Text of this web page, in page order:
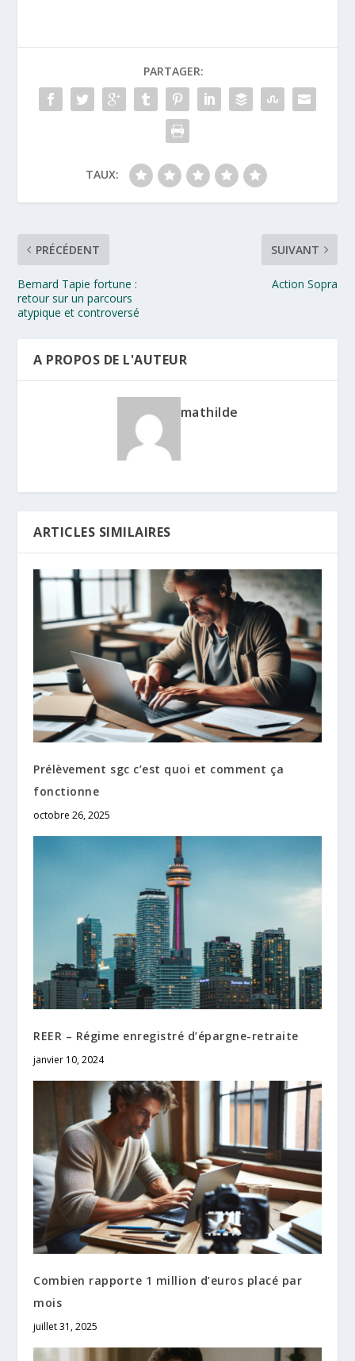
PARTAGER:
TAUX:
PRÉCÉDENT
Bernard Tapie fortune :
retour sur un parcours
atypique et controversé
SUIVANT
Action Sopra
A PROPOS DE L'AUTEUR
mathilde
ARTICLES SIMILAIRES
Prélèvement sgc c’est quoi et comment ça
fonctionne
octobre 26, 2025
REER – Régime enregistré d’épargne-retraite
janvier 10, 2024
Combien rapporte 1 million d’euros placé par
mois
juillet 31, 2025